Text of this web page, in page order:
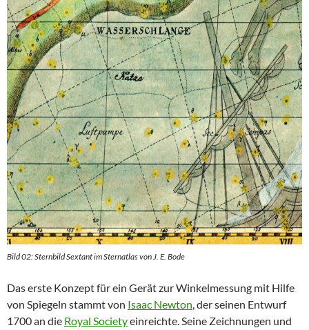
Bild 02: Sternbild Sextant im Sternatlas von J. E. Bode
Das erste Konzept für ein Gerät zur Winkelmessung mit Hilfe
von Spiegeln stammt von Isaac Newton, der seinen Entwurf
1700 an die Royal Societyeinreichte. Seine Zeichnungen und